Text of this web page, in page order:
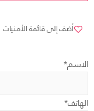
أضف إلى قائمة الأمنيات
الاسم*
الهاتف*